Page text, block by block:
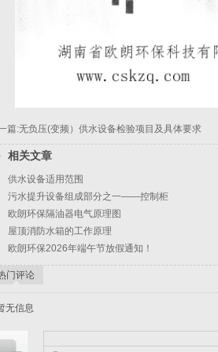
篇:无负压(变频）供水设备检验项目及具体要求
相关文章
供水设备适用范围
污水提升设备组成部分之一——控制柜
欧朗环保隔油器电气原理图
屋顶消防水箱的工作原理
欧朗环保2026年端午节放假通知！
门评论
无信息